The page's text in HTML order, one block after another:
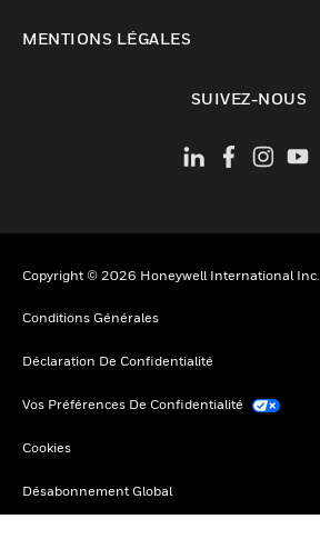
MENTIONS LÉGALES
SUIVEZ-NOUS
Copyright © 2026 Honeywell International Inc.
Conditions Générales
Déclaration De Confidentialité
Vos Préférences De Confidentialité
Cookies
Désabonnement Global